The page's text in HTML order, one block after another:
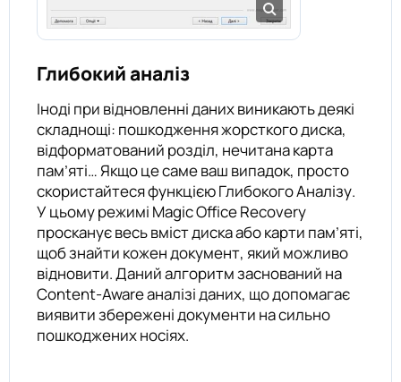
Глибокий аналіз
Іноді при відновленні даних виникають деякі
складнощі: пошкодження жорсткого диска,
відформатований розділ, нечитана карта
пам’яті… Якщо це саме ваш випадок, просто
скористайтеся функцією Глибокого Аналізу.
У цьому режимі Magic Office Recovery
просканує весь вміст диска або карти пам’яті,
щоб знайти кожен документ, який можливо
відновити. Даний алгоритм заснований на
Content-Aware аналізі даних, що допомагає
виявити збережені документи на сильно
пошкоджених носіях.